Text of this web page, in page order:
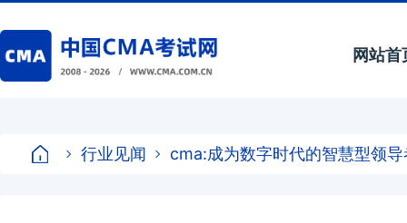
网站首
行业见闻 cma:成为数字时代的智慧型领导